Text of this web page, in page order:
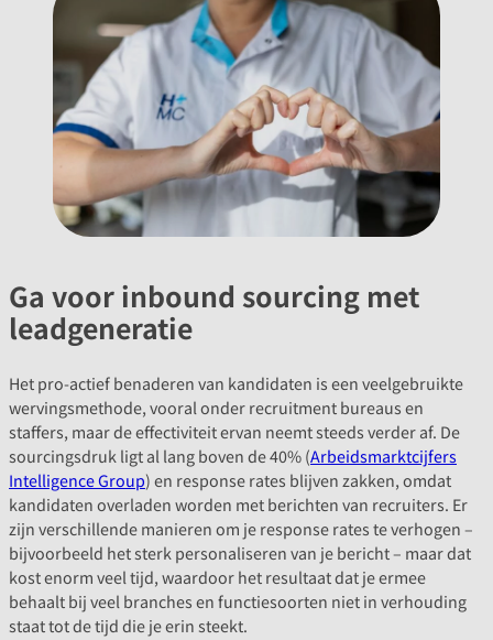
Ga voor inbound sourcing met
leadgeneratie
Het pro-actief benaderen van kandidaten is een veelgebruikte
wervingsmethode, vooral onder recruitment bureaus en
staffers, maar de effectiviteit ervan neemt steeds verder af. De
sourcingsdruk ligt al lang boven de 40% (Arbeidsmarktcijfers
Intelligence Group) en response rates blijven zakken, omdat
kandidaten overladen worden met berichten van recruiters. Er
zijn verschillende manieren om je response rates te verhogen –
bijvoorbeeld het sterk personaliseren van je bericht – maar dat
kost enorm veel tijd, waardoor het resultaat dat je ermee
behaalt bij veel branches en functiesoorten niet in verhouding
staat tot de tijd die je erin steekt.